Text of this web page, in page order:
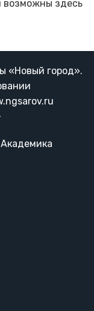
возможны здесь
«Новый город».